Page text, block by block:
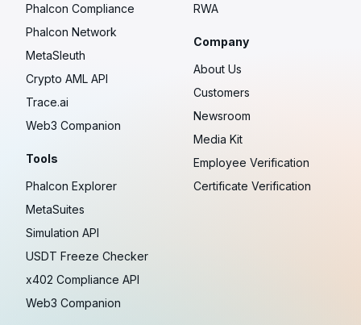
Phalcon Compliance
Phalcon Network
MetaSleuth
Crypto AML API
Trace.ai
Web3 Companion
Tools
Phalcon Explorer
MetaSuites
Simulation API
USDT Freeze Checker
x402 Compliance API
Web3 Companion
RWA
Company
About Us
Customers
Newsroom
Media Kit
Employee Verification
Certificate Verification